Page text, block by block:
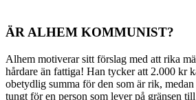
ÄR ALHEM KOMMUNIST?
Alhem motiverar sitt förslag med att rika
hårdare än fattiga! Han tycker att 2.000 kr
obetydlig summa för den som är rik,
tungt för en person som lever på gränsen